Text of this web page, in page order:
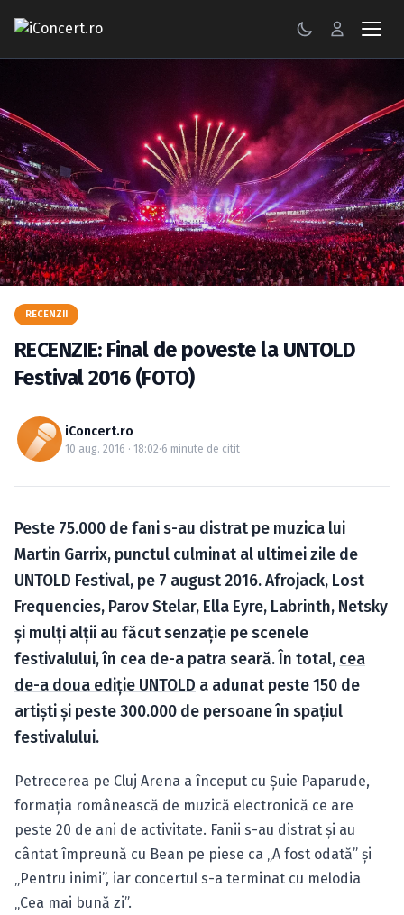
FESTIVALURI
PETRECERI
ŞTIRI
RECENZII
GALERII FOTO
BILETE
Autentificare
RECENZII
RECENZIE: Final de poveste la UNTOLD
Festival 2016 (FOTO)
iConcert.ro
10 aug. 2016 · 18:02·6 minute de citit
Peste 75.000 de fani s-au distrat pe muzica lui
Martin Garrix, punctul culminat al ultimei zile de
UNTOLD Festival, pe 7 august 2016. Afrojack, Lost
Frequencies, Parov Stelar, Ella Eyre, Labrinth, Netsky
şi mulţi alţii au făcut senzație pe scenele
festivalului, în cea de-a patra seară. În total, cea
de-a doua ediţie UNTOLD a adunat peste 150 de
artişti şi peste 300.000 de persoane în spaţiul
festivalului.
Petrecerea pe Cluj Arena a început cu Şuie Paparude,
formaţia românească de muzică electronică ce are
peste 20 de ani de activitate. Fanii s-au distrat şi au
cântat împreună cu Bean pe piese ca „A fost odată” şi
„Pentru inimi”, iar concertul s-a terminat cu melodia
„Cea mai bună zi”.